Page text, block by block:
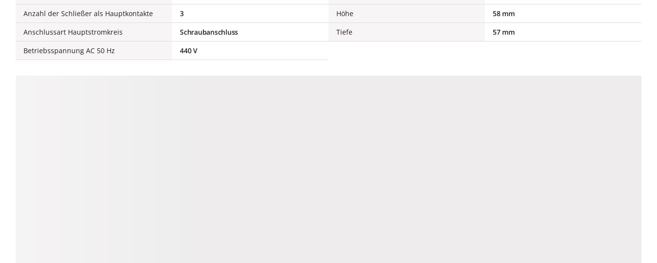
Anzahl der Schließer als Hauptkontakte
3
Anschlussart Hauptstromkreis
Schraubanschluss
Betriebsspannung AC 50 Hz
440 V
Höhe
58 mm
Tiefe
57 mm